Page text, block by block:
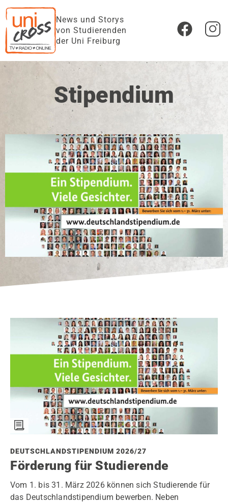
News und Storys
von Studierenden
der Uni Freiburg
Stipendium
DEUTSCHLANDSTIPENDIUM 2026/27
Förderung für Studierende
Vom 1. bis 31. März 2026 können sich Studierende für
das Deutschlandstipendium bewerben. Neben